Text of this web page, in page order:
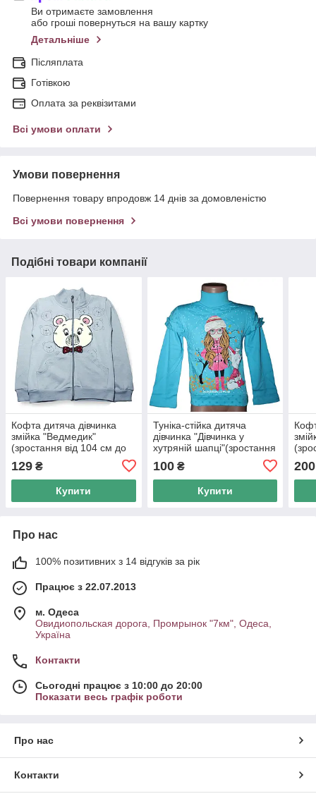
Ви отримаєте замовлення
або гроші повернуться на вашу картку
Детальніше
Післяплата
Готівкою
Оплата за реквізитами
Всі умови оплати
Умови повернення
Повернення товару впродовж 14 днів за домовленістю
Всі умови повернення
Подібні товари компанії
Кофта дитяча дівчинка
змійка "Ведмедик"
(зростання від 104 см до
129 ₴
Купити
Туніка-стійка дитяча
дівчинка "Дівчинка у
хутряній шапці"(зростання
від 104 см до 128см)начіс
100₴
Купити
200
Про нас
100% позитивних з 14 відгуків за рік
Працює з 22.07.2013
м. Одеса
Овидиопольская дорога, Промрынок "7км", Одеса,
Україна
Контакти
Сьогодні працює з 10:00 до 20:00
Показати весь графік роботи
Про нас
Контакти